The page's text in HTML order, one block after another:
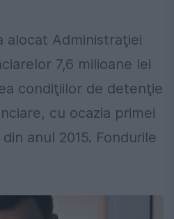
alocat Administraţiei
7,6 milioane lei
condiţiilor de detenţie
cu ocazia primei
anul 2015. Fondurile